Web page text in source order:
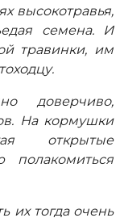
высокотравья,
семена. И
травинки, им
доверчиво,
На кормушки
открытые
полакомиться
их тогда очень